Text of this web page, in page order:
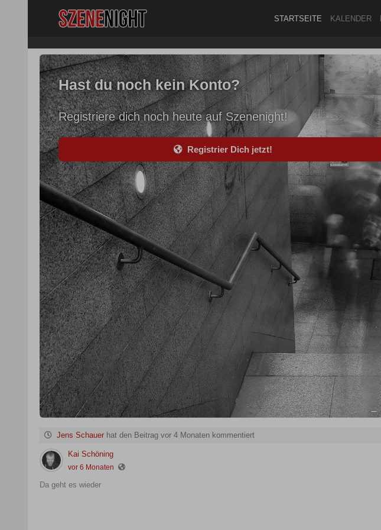
STARTSEITE KALENDER
Hast du noch kein Konto?
Registriere dich noch heute auf Szenenight!
Registrier Dich jetzt!
Jens Schauer hat den Beitrag vor 4 Monaten kommentiert
Kai Schöning
vor 6 Monaten
Da geht es wieder
REGISTRIEREN
Angemeldet bleiben
Registrieren
Benutzername vergessen
Passwort vergessen
Anmelden über ein
Mit
Mit
Mit